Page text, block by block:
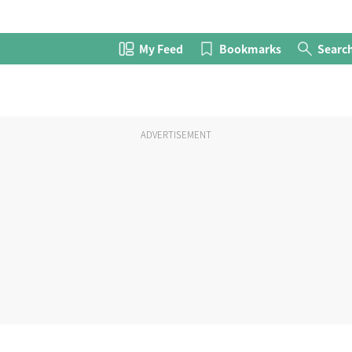
My Feed Bookmarks
ADVERTISEMENT